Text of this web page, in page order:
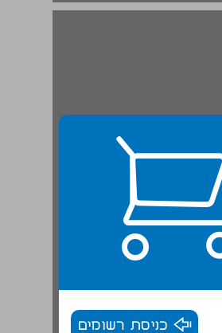
כניסת רשומים